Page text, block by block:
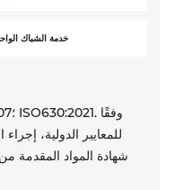
خدمة الشباك
للمعايير الدولية،
شهادة المواد المقدمة